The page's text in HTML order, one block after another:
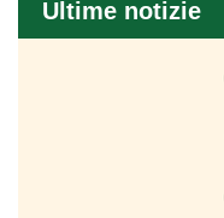
Ultime notizie